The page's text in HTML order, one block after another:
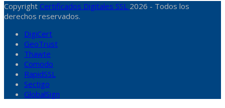
Copyright Certificados Digitales SSL 2026 - Todos los
derechos reservados.
DigiCert
GeoTrust
Thawte
Comodo
RapidSSL
Sectigo
GlobalSign